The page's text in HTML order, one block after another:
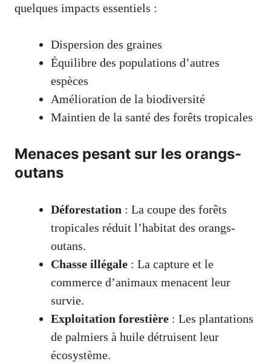
quelques impacts essentiels :
Dispersion des graines
Équilibre des populations d’autres
espèces
Amélioration de la biodiversité
Maintien de la santé des forêts tropicales
Menaces pesant sur les orangs-
outans
Déforestation : La coupe des forêts
tropicales réduit l’habitat des orangs-
outans.
Chasse illégale : La capture et le
commerce d’animaux menacent leur
survie.
Exploitation forestière : Les plantations
de palmiers à huile détruisent leur
écosystème.